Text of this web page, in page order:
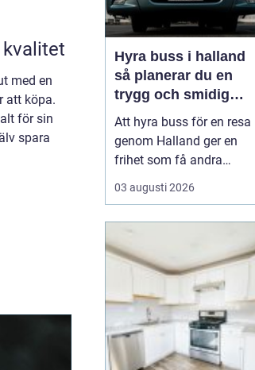
kvalitet
med en
att köpa.
för sin
spara
Hyra buss i halland
så planerar du en
trygg och smidig
resa
Att hyra buss för en resa
genom Halland ger en
frihet som få andra
resealternativ erbjuder.
Gruppen håller ihop,
upplevelsen och
logistiken förenklas
märkbart. Samtidigt kan
det kännas svårt att veta
var man börjar: Hur stor
b...
03 augusti 2026